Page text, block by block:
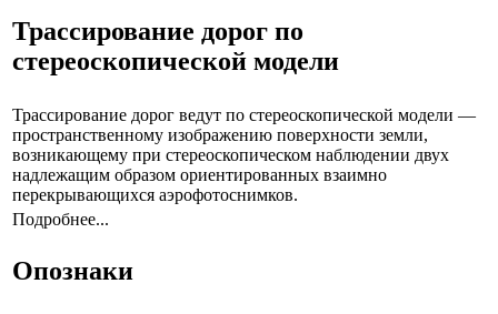
Трассирование дорог по
стереоскопической модели
Трассирование дорог ведут по стереоскопической модели —
пространственному изображению поверхности земли,
возникающему при стереоскопическом наблюдении двух
надлежащим образом ориентированных взаимно
перекрывающихся аэрофотоснимков.
Подробнее...
Опознаки